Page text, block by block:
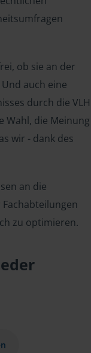
ob sie an der
auch eine
durch die VLH
Wahl, die Meinung
wir - dank des
an die
zu optimieren.